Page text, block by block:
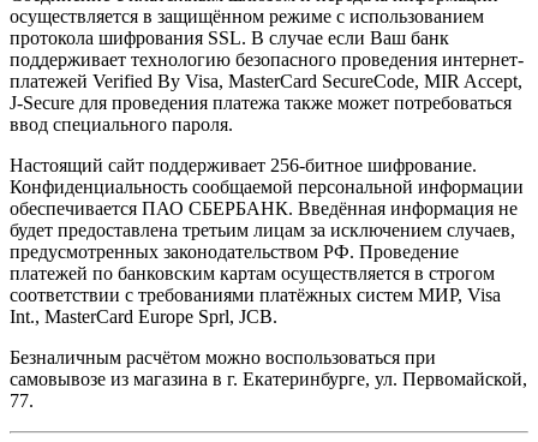
осуществляется в защищённом режиме с использованием
протокола шифрования SSL. В случае если Ваш банк
поддерживает технологию безопасного проведения интернет-
платежей Verified By Visa, MasterCard SecureCode, MIR Accept,
J-Secure для проведения платежа также может потребоваться
ввод специального пароля.
Настоящий сайт поддерживает 256-битное шифрование.
Конфиденциальность сообщаемой персональной информации
обеспечивается ПАО СБЕРБАНК. Введённая информация не
будет предоставлена третьим лицам за исключением случаев,
предусмотренных законодательством РФ. Проведение
платежей по банковским картам осуществляется в строгом
соответствии с требованиями платёжных систем МИР, Visa
Int., MasterCard Europe Sprl, JCB.
Безналичным расчётом можно воспользоваться при
самовывозе из магазина в г. Екатеринбурге, ул. Первомайской,
77.